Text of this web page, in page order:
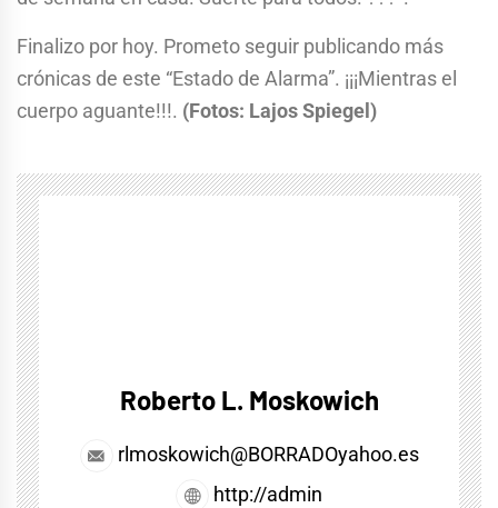
Finalizo por hoy. Prometo seguir publicando más
crónicas de este “Estado de Alarma”. ¡¡¡Mientras el
cuerpo aguante!!!. (Fotos: Lajos Spiegel)
Roberto L. Moskowich
rlmoskowich@BORRADOyahoo.es
http://admin